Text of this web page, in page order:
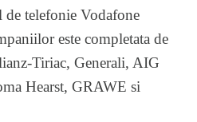
telefonie Vodafone
este completata de
Tiriac, Generali, AIG
Hearst, GRAWE si